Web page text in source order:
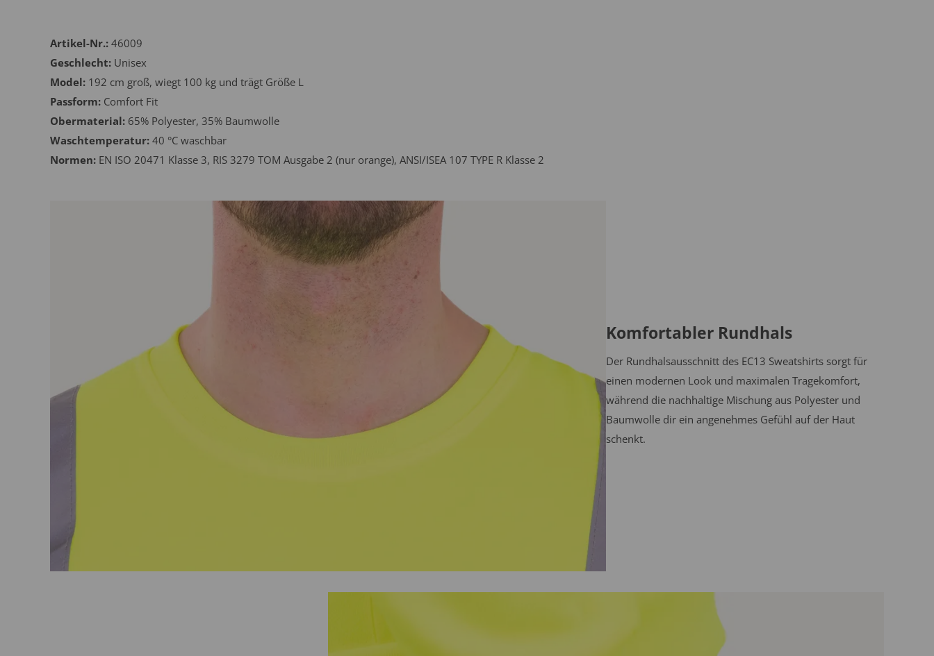
Artikel-Nr.: 46009
Geschlecht: Unisex
Model: 192 cm groß, wiegt 100 kg und trägt Größe L
Passform: Comfort Fit
Obermaterial: 65% Polyester, 35% Baumwolle
Waschtemperatur: 40 °C waschbar
Normen: EN ISO 20471 Klasse 3, RIS 3279 TOM Ausgabe 2 (nur orange), ANSI/ISEA 107 TYPE R Klasse 2
Komfortabler Rundhals
Der Rundhalsausschnitt des EC13 Sweatshirts sorgt für
einen modernen Look und maximalen Tragekomfort,
während die nachhaltige Mischung aus Polyester und
Baumwolle dir ein angenehmes Gefühl auf der Haut
schenkt.